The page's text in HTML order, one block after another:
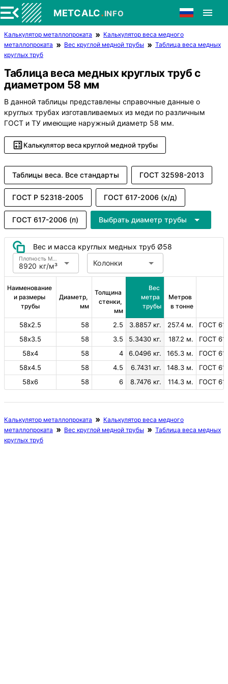
METCALC.INFO
Калькулятор металлопроката
Калькулятор веса медного
металлопроката
Вес круглой медной трубы
Таблица веса медных
круглых труб
Таблица веса медных круглых труб с
диаметром 58 мм
В данной таблицы представлены справочные данные о
круглых трубах изготавливаемых из меди по различным
ГОСТ и ТУ имеющие наружный диаметр 58 мм.
Калькулятор веса круглой медной трубы
Таблицы веса. Все стандарты ГОСТ 32598-2013
ГОСТ Р 52318-2005 ГОСТ 617-2006 (х/д)
ГОСТ 617-2006 (п) Выбрать диаметр трубы
Вес и масса круглых медных труб Ø58
8920 кг/м³
Плотность Медь Колонки
Наименование
и размеры
трубы
Диаметр,
мм
Толщина
стенки,
мм
Вес
метра
трубы
Метров
в тонне
58х2.5 58 2.5 3.8857 кг. 257.4 м.
ГОСТ
58х3.5
58 3.5 5.3430 кг. 187.2 м.
ГОСТ
58х4
58 4 6.0496 кг. 165.3 м.
ГОСТ
58х4.5
58 4.5 6.7431 кг. 148.3 м.
ГОСТ
58х6
58 6 8.7476 кг. 114.3 м. ГОСТ
Калькулятор металлопроката
Калькулятор веса медного
металлопроката
Вес круглой медной трубы
Таблица веса медных
круглых труб